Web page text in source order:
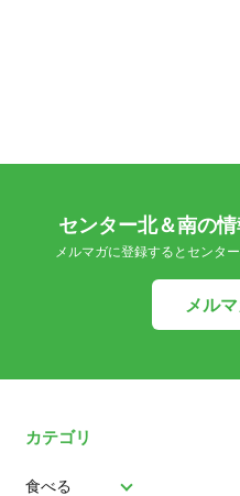
センター北＆南の
メルマガに登録するとセンタ
メル
カテゴリ
食べる